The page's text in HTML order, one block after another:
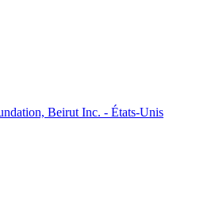
Beirut Inc. - États-Unis